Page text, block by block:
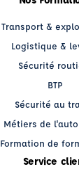
Transport &
Logistique &
Sécurité
BTP
Sécurité au
Métiers de
Formation de
Service